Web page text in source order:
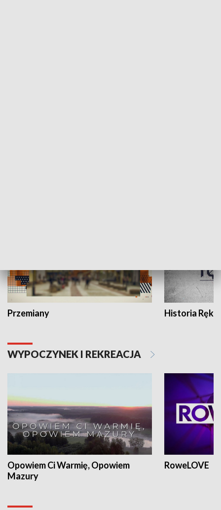
Przemiany Historia Ręką
WYPOCZYNEK I REKREACJA
Opowiem Ci Warmię, Opowiem
Mazury
RoweLOVE